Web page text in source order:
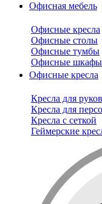
Офисная мебель
Офисные кресла
Офисные столы
Офисные тумбы
Офисные шкафы
Офисные кресла
Кресла для
Кресла для
Кресла с сеткой
Геймерские